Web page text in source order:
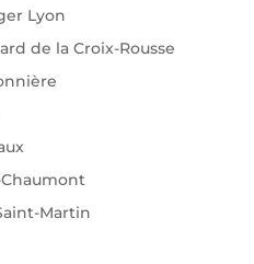
Lyon
de la Croix-Rousse
Martin